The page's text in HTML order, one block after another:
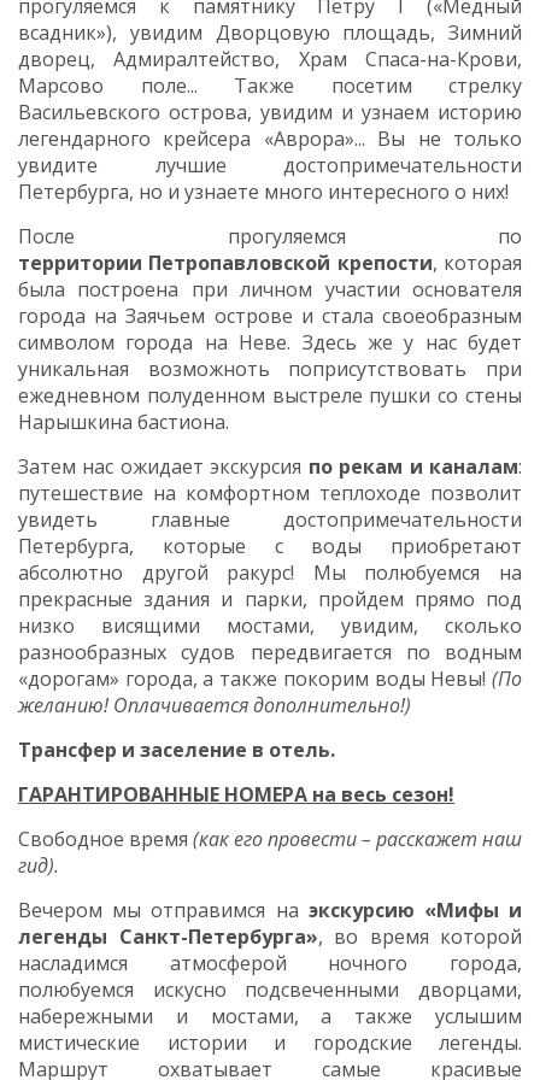
прогуляемся к памятнику Петру I («Медный
всадник»), увидим Дворцовую площадь, Зимний
дворец, Адмиралтейство, Храм Спаса-на-Крови,
Марсово поле... Также посетим стрелку
Васильевского острова, увидим и узнаем историю
легендарного крейсера «Аврора»... Вы не только
увидите лучшие достопримечательности
Петербурга, но и узнаете много интересного о них!
После прогуляемся по
территории Петропавловской крепости, которая
была построена при личном участии основателя
города на Заячьем острове и стала своеобразным
символом города на Неве. Здесь же у нас будет
уникальная возможноть поприсутствовать при
ежедневном полуденном выстреле пушки со стены
Нарышкина бастиона.
Затем нас ожидает экскурсия по рекам и каналам:
путешествие на комфортном теплоходе позволит
увидеть главные достопримечательности
Петербурга, которые с воды приобретают
абсолютно другой ракурс! Мы полюбуемся на
прекрасные здания и парки, пройдем прямо под
низко висящими мостами, увидим, сколько
разнообразных судов передвигается по водным
«дорогам» города, а также покорим воды Невы! (По
желанию! Оплачивается дополнительно!)
Трансфер и заселение в отель.
ГАРАНТИРОВАННЫЕ НОМЕРА на весь сезон!
Свободное время (как его провести – расскажет наш
гид).
Вечером мы отправимся на экскурсию «Мифы и
легенды Санкт-Петербурга», во время которой
насладимся атмосферой ночного города,
полюбуемся искусно подсвеченными дворцами,
набережными и мостами, а также услышим
мистические истории и городские легенды.
Маршрут охватывает самые красивые